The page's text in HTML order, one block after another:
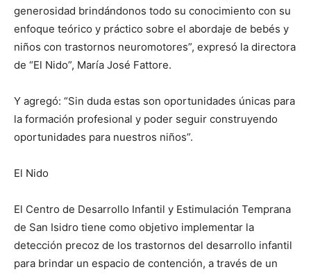
generosidad brindándonos todo su conocimiento con su
enfoque teórico y práctico sobre el abordaje de bebés y
niños con trastornos neuromotores”, expresó la directora
de “El Nido”, María José Fattore.
Y agregó: “Sin duda estas son oportunidades únicas para
la formación profesional y poder seguir construyendo
oportunidades para nuestros niños”.
El Nido
El Centro de Desarrollo Infantil y Estimulación Temprana
de San Isidro tiene como objetivo implementar la
detección precoz de los trastornos del desarrollo infantil
para brindar un espacio de contención, a través de un